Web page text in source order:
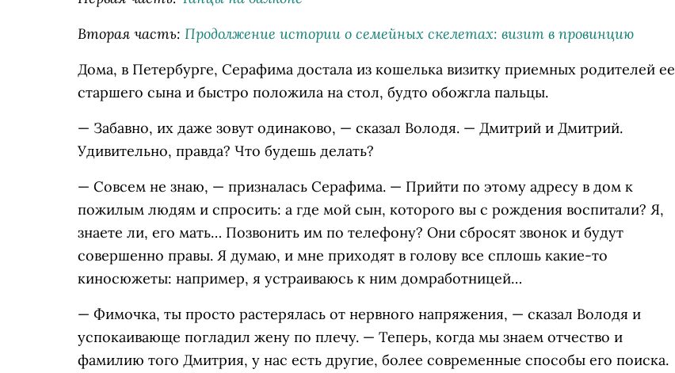
Вторая часть: Продолжение истории о семейных скелетах: визит в провинцию
Дома, в Петербурге, Серафима достала из кошелька визитку приемных родителей ее
старшего сына и быстро положила на стол, будто обожгла пальцы.
— Забавно, их даже зовут одинаково, — сказал Володя. — Дмитрий и Дмитрий.
Удивительно, правда? Что будешь делать?
— Совсем не знаю, — призналась Серафима. — Прийти по этому адресу в дом к
пожилым людям и спросить: а где мой сын, которого вы с рождения воспитали? Я,
знаете ли, его мать… Позвонить им по телефону? Они сбросят звонок и будут
совершенно правы. Я думаю, и мне приходят в голову все сплошь какие-то
киносюжеты: например, я устраиваюсь к ним домработницей…
— Фимочка, ты просто растерялась от нервного напряжения, — сказал Володя и
успокаивающе погладил жену по плечу. — Теперь, когда мы знаем отчество и
фамилию того Дмитрия, у нас есть другие, более современные способы его поиска.